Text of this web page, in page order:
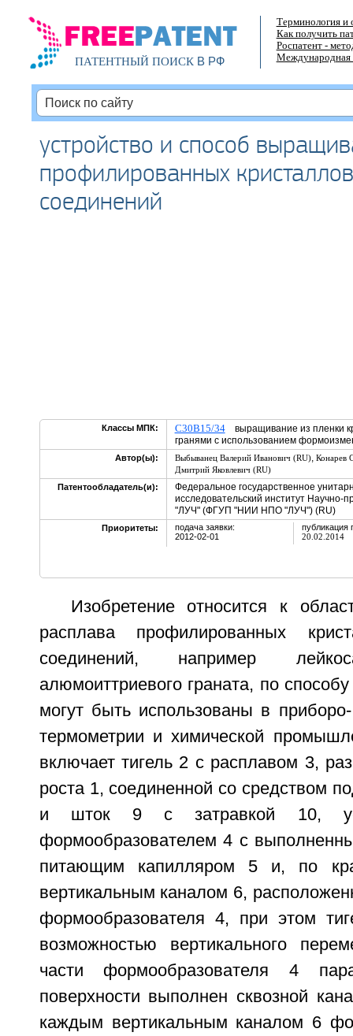
ПАТЕНТНЫЙ ПОИСКВ РФ
Терминология и
Как получить
Роспатент -
Международная
устройство и способ
профилированных
соединений
Классы МПК: C30B15/34выращивание из пленки
гранями с использованием
Автор(ы): Выбыванец Валерий Иванович (RU), Конарев
Дмитрий Яковлевич (RU)
Патентообладатель(и):
Федеральное государственное
исследовательский институт Научно-
"ЛУЧ" (ФГУП "НИИ НПО "ЛУЧ") (RU)
Приоритеты:
подача заявки:
2012-02-01
публикация
20.02.2014
Изобретение относится к
расплава профилированных
соединений, например
алюмоиттриевого граната, по
могут быть использованы в
термометрии и химической
включает тигель 2 с расплавом 3,
роста 1, соединенной со средством
и шток 9 с затравкой 10,
формообразователем 4 с
питающим капилляром 5 и, по
вертикальным каналом 6,
формообразователя 4, при этом
возможностью вертикального
части формообразователя 4
поверхности выполнен сквозной
каждым вертикальным каналом 6